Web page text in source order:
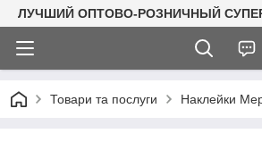
ЛУЧШИЙ ОПТОВО-РОЗНИЧНЫЙ
Товари та послуги Наклейки